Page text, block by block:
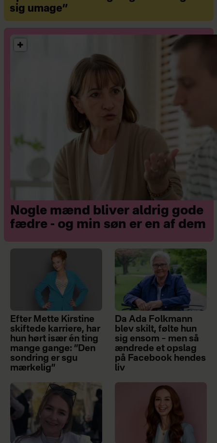
"Tørklædemonologerne".
Aktuel i "Min mægtige mor"
der spiller 6. september til 4.
oktober på Teatret ved Sorte
Mor til Henry på 12 år.
sig umage”
Nogle mænd bliver aldrig gode
fædre - og min søn er en af dem
Efter Mette Kirstine
skiftede karriere, har
hun hørt især én ting
mange gange: ”Den
sondring er sgu
mærkelig”
Da Ada Folkmann
blev skilt, følte hun
sig ensom – men så
ændrede et opslag
på Facebook hendes
liv